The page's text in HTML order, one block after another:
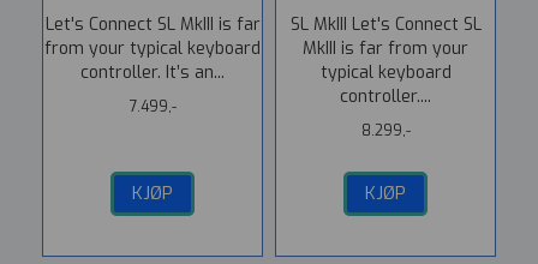
Let's Connect SL MkIII is far
from your typical keyboard
controller. It’s an...
7.499,-
KJØP
SL MkIII Let's Connect SL
MkIII is far from your
typical keyboard
controller....
8.299,-
KJØP